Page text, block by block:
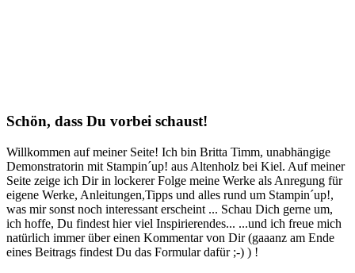
Schön, dass Du vorbei schaust!
Willkommen auf meiner Seite! Ich bin Britta Timm, unabhängige
Demonstratorin mit Stampin´up! aus Altenholz bei Kiel. Auf meiner
Seite zeige ich Dir in lockerer Folge meine Werke als Anregung für
eigene Werke, Anleitungen,Tipps und alles rund um Stampin´up!,
was mir sonst noch interessant erscheint ... Schau Dich gerne um,
ich hoffe, Du findest hier viel Inspirierendes... ...und ich freue mich
natürlich immer über einen Kommentar von Dir (gaaanz am Ende
eines Beitrags findest Du das Formular dafür ;-) ) !